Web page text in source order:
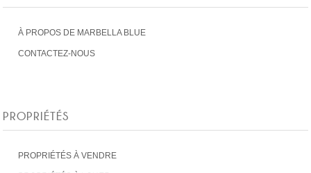
À PROPOS DE MARBELLA BLUE
CONTACTEZ-NOUS
PROPRIÉTÉS
PROPRIÉTÉS À VENDRE